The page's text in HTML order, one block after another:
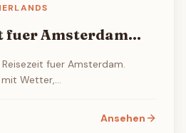
fuer Amsterdam
fuer Amsterdam.
Wetter,
Ansehen